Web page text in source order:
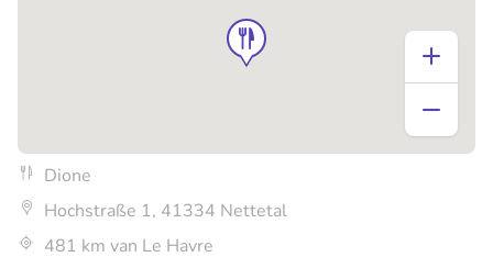
Dione
Hochstraße 1, 41334 Nettetal
481 km van Le Havre